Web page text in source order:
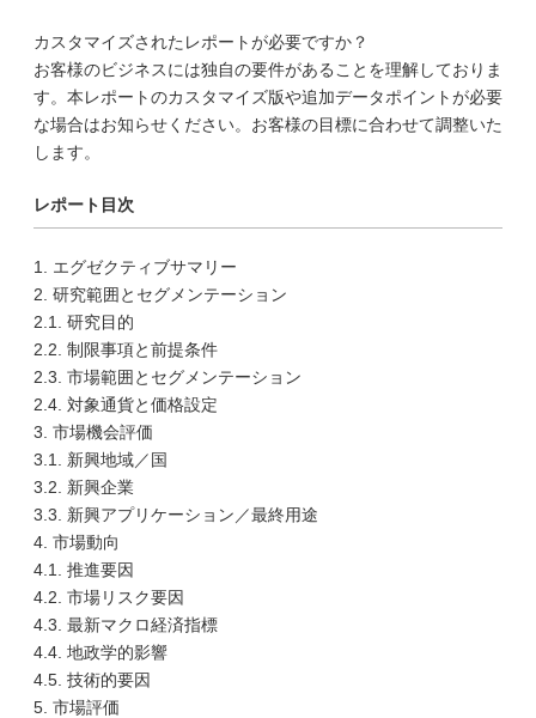
カスタマイズされたレポートが必要ですか？
お客様のビジネスには独自の要件があることを理解しておりま
す。本レポートのカスタマイズ版や追加データポイントが必要
な場合はお知らせください。お客様の目標に合わせて調整いた
します。
レポート目次
1. エグゼクティブサマリー
2. 研究範囲とセグメンテーション
2.1. 研究目的
2.2. 制限事項と前提条件
2.3. 市場範囲とセグメンテーション
2.4. 対象通貨と価格設定
3. 市場機会評価
3.1. 新興地域／国
3.2. 新興企業
3.3. 新興アプリケーション／最終用途
4. 市場動向
4.1. 推進要因
4.2. 市場リスク要因
4.3. 最新マクロ経済指標
4.4. 地政学的影響
4.5. 技術的要因
5. 市場評価